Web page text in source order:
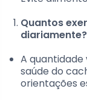
Quantos
diariamente?
A
saúde do
orientações